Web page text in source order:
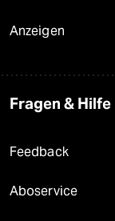
Anzeigen
Fragen & Hilfe
Feedback
Aboservice